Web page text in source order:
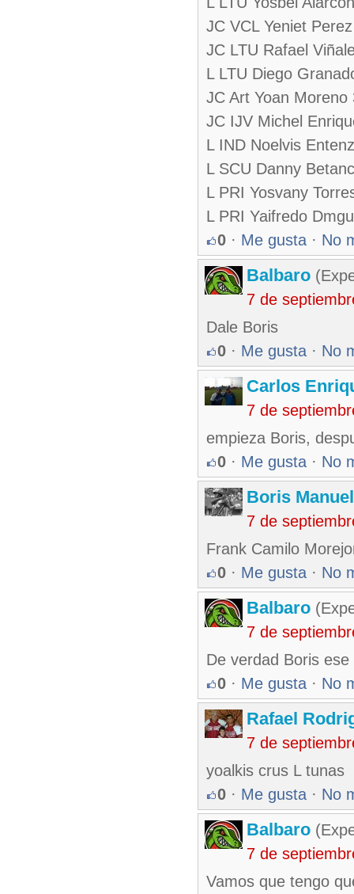
JC VCL Yeniet
JC LTU Rafael
L LTU Diego
JC Art Yoan Moreno
JC IJV Michel
L IND Noelvis
L SCU Danny
L PRI Yosvany
L PRI Yaifredo
0 · Me gusta · No
Balbaro
7 de
Dale Boris
0 · Me gusta · No
Carlos
7 de
empieza Boris,
0 · Me gusta · No
Boris
7 de
Frank Camilo
0 · Me gusta · No
Balbaro
7 de
De verdad Boris ese
0 · Me gusta · No
Rafael
7 de
yoalkis crus L tunas
0 · Me gusta · No
Balbaro
7 de
Vamos que tengo